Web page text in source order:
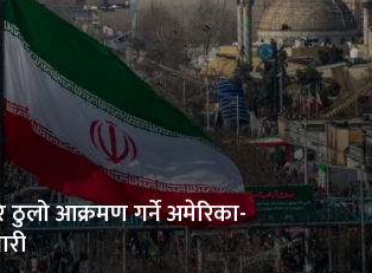
ठुलो आक्रमण गर्ने अमेरिका-